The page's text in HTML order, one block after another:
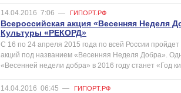
14.04.2016 7:06 — ГИПОРТ.РФ
Всероссийская акция «Весенняя Неделя
Культуры «РЕКОРД»
С 16 по 24 апреля 2015 года по всей России
акций под названием «Весенняя Неделя Добра».
«Весенней недели добра» в 2016 году станет «Год
14.04.2016 06:45 — ГИПОРТ.РФ